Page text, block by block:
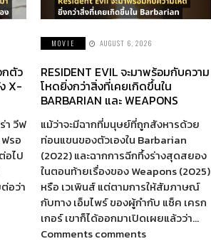
กตัว
X-
า วีฟ
ฟรอ
อไป
อว่า
MOVIE AUGUST 6, 2026
RESIDENT EVIL จะมาพร้อมกับความ
โหดยิ่งกว่าสิ่งที่เคยเกิดขึ้นใน
BARBARIAN และ WEAPONS
แม้ว่าจะมีฉากที่มนุษย์ที่ถูกสังหารด้วย
ท่อนแขนของตัวเองใน Barbarian
(2022) และฉากการฉีกทึ้งร่างสุดสยอง
ในตอนท้ายเรื่องของ Weapons (2025)
หรือ เวเพินส์ แต่ตามการให้สัมภาษณ์
กับทาง เอ็มไพร์ ของผู้กำกับ แซ็ค เครก
เกอร์ เขาก็ได้ออกมาเปิดเผยแล้วว่า…
Comments comments